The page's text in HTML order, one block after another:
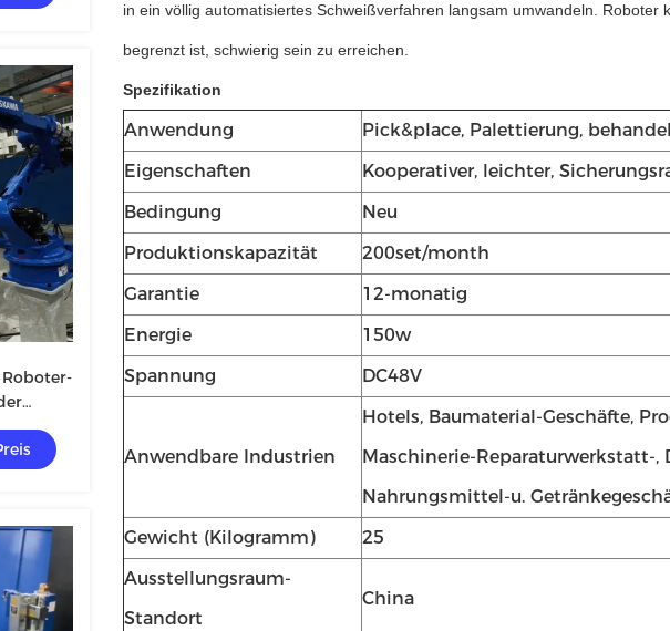
in ein völlig automatisiertes Schweißverfahren langsam umwandeln. Roboter
begrenzt ist, schwierig sein zu erreichen.
Spezifikation
Anwendung
Pick&place, Palettierung,
Eigenschaften
Kooperativer, leichter,
Bedingung
Neu
Produktionskapazität
200set/month
Garantie
12-monatig
Energie
150w
Spannung
DC48V
Anwendbare Industrien
Hotels, Baumaterial-Geschäfte,
Maschinerie-Reparaturwerkstatt-,
Nahrungsmittel-u.
Gewicht (Kilogramm)
25
Ausstellungsraum-
Standort
China